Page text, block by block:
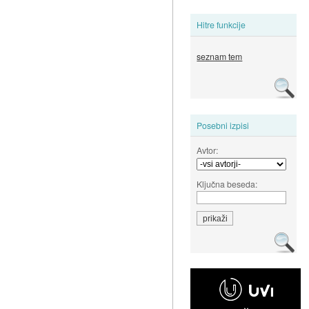
Hitre funkcije
seznam tem
Posebni izpisi
Avtor:
Ključna beseda: